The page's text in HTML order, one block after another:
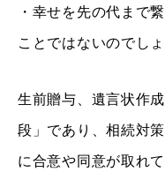
・幸せを先の代まで
ことではないのでしょ
生前贈与、遺言状作
段」であり、相続対
に合意や同意が取れ